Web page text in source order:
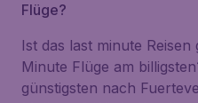
Flüge?
Ist das last minute
Minute Flüge am
günstigsten nach